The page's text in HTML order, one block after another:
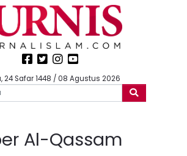
24 Safar 1448 / 08 Agustus 2026
Al-Qassam